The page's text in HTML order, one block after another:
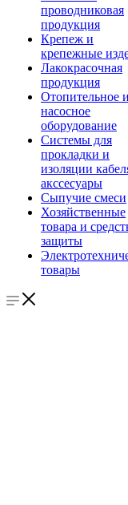
проводниковая
продукция
Крепеж и
крепежные
Лакокрасочная
продукция
Отопительное и
насосное
оборудование
Системы для
прокладки и
изоляции
акссесуары
Сыпучие смеси
Хозяйственные
товара и
защиты
товары